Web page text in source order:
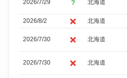
2026/7/29 北海道
2026/8/2
北海道
2026/7/30 北海道
2026/7/30 北海道